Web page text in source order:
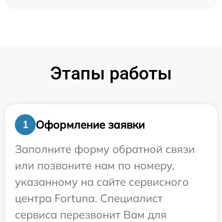
Этапы работы
1
Оформление заявки
Заполните форму обратной связи
или позвоните нам по номеру,
указанному на сайте сервисного
центра Fortuna. Специалист
сервиса перезвонит Вам для